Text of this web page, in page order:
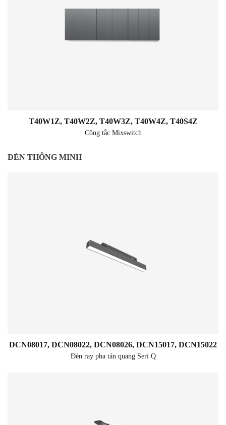
T40W1Z, T40W2Z, T40W3Z, T40W4Z, T40S4Z
Công tắc Mixswitch
ĐÈN THÔNG MINH
DCN08017, DCN08022, DCN08026, DCN15017, DCN15022
Đèn ray pha tán quang Seri Q